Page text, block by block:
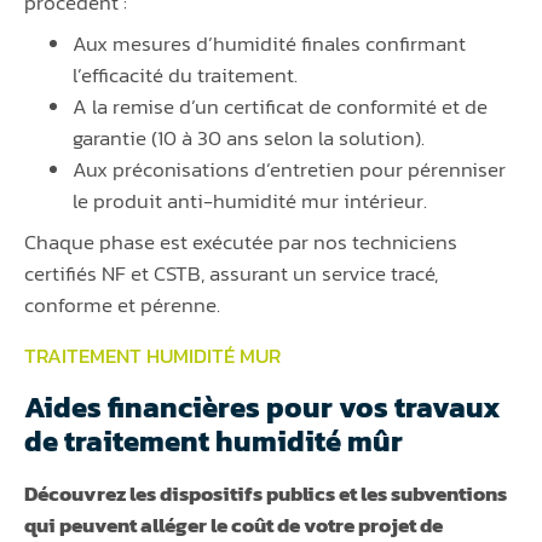
Aux mesures d’humidité finales confirmant
l’efficacité du traitement.
A la remise d’un certificat de conformité et de
garantie (10 à 30 ans selon la solution).
Aux préconisations d’entretien pour pérenniser
le produit anti-humidité mur intérieur.
Chaque phase est exécutée par nos techniciens
certifiés NF et CSTB, assurant un service tracé,
conforme et pérenne.
TRAITEMENT HUMIDITÉ MUR
Aides financières pour vos travaux
de traitement humidité mûr
Découvrez les dispositifs publics et les subventions
qui peuvent alléger le coût de votre projet de